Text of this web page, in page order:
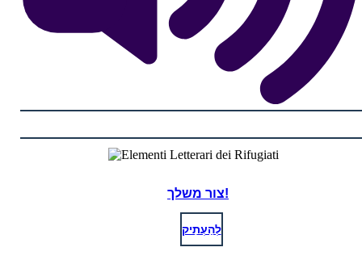
צור משלך!
לְהַעְתִיק